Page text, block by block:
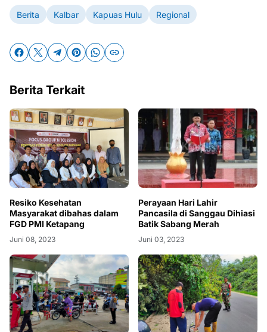
Berita Kalbar Kapuas Hulu Regional
Berita Terkait
Resiko Kesehatan
Masyarakat dibahas dalam
FGD PMI Ketapang
Juni 08, 2023
Perayaan Hari Lahir
Pancasila di Sanggau Dihiasi
Batik Sabang Merah
Juni 03, 2023